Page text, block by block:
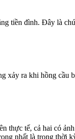
tiền đình. Ðây là
ra khi hồng
thực tế, cả hai có
nhất là trong thời